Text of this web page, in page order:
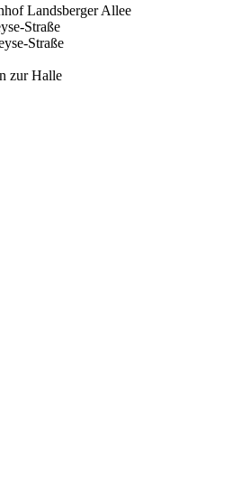
Landsberger Allee
Straße
Straße
zur Halle